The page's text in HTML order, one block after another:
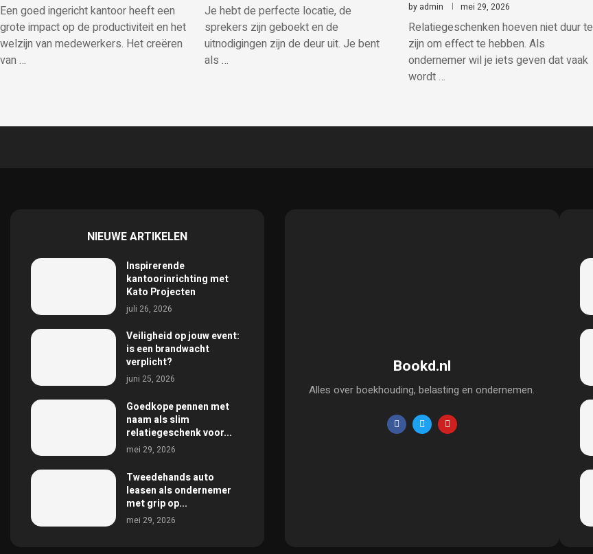
Een goed ingericht kantoor heeft een
grote impact op de productiviteit en het
welzijn van medewerkers. Het creëren
van …
Je hebt de perfecte locatie, de
sprekers zijn geboekt en de
uitnodigingen zijn de deur uit. Je bent
als …
by admin mei 29, 2026
Relatiegeschenken hoeven niet duur te
zijn om effect te hebben. Als
ondernemer wil je iets geven dat vaak
wordt …
NIEUWE ARTIKELEN
Inspirerende
kantoorinrichting met
Kato Projecten
juli 26, 2026
Veiligheid op jouw event:
is een brandwacht
verplicht?
juni 25, 2026
Goedkope pennen met
naam als slim
relatiegeschenk voor...
mei 29, 2026
Tweedehands auto
leasen als ondernemer
met grip op...
mei 29, 2026
Bookd.nl
Alles over boekhouding, belasting en ondernemen.